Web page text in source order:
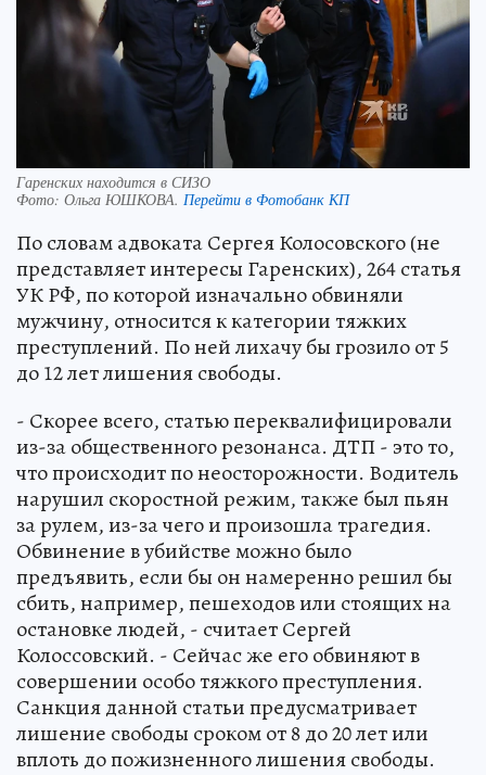
Гаренских находится в СИЗО
Фото: Ольга ЮШКОВА. Перейти в Фотобанк КП
По словам адвоката Сергея Колосовского (не
представляет интересы Гаренских), 264 статья
УК РФ, по которой изначально обвиняли
мужчину, относится к категории тяжких
преступлений. По ней лихачу бы грозило от 5
до 12 лет лишения свободы.
- Скорее всего, статью переквалифицировали
из-за общественного резонанса. ДТП - это то,
что происходит по неосторожности. Водитель
нарушил скоростной режим, также был пьян
за рулем, из-за чего и произошла трагедия.
Обвинение в убийстве можно было
предъявить, если бы он намеренно решил бы
сбить, например, пешеходов или стоящих на
остановке людей, - считает Сергей
Колоссовский. - Сейчас же его обвиняют в
совершении особо тяжкого преступления.
Санкция данной статьи предусматривает
лишение свободы сроком от 8 до 20 лет или
вплоть до пожизненного лишения свободы.